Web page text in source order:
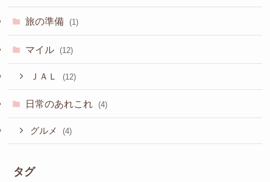
旅の準備 (1)
マイル (12)
ＪＡＬ (12)
日常のあれこれ (4)
グルメ (4)
タグ